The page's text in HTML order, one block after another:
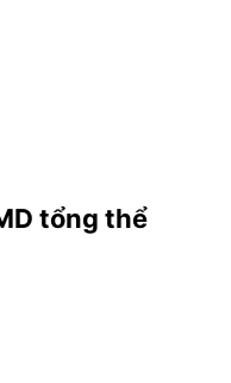
tổng thể